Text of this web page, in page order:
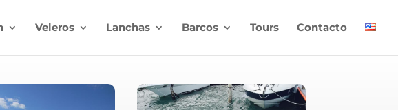
Veleros Lanchas Barcos Tours Contacto